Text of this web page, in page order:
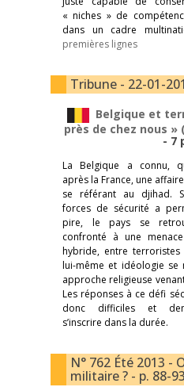
« niches » de
dans un cadre
premières lignes
Tribune - 22-01-
Belgique et
près de chez nous »
- 7
La Belgique a connu,
après la France, une
se référant au djihad.
forces de sécurité a
pire, le pays se
confronté à une
hybride, entre terroristes
lui-même et idéologie se
approche religieuse
Les réponses à ce défi
donc difficiles et
s’inscrire dans la durée.
N° 762 Été 2013 -
militaire ? - p. 88-93